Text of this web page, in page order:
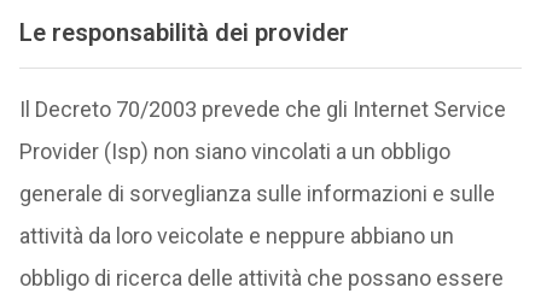
Le responsabilità dei provider
Il Decreto 70/2003 prevede che gli Internet Service
Provider (Isp) non siano vincolati a un obbligo
generale di sorveglianza sulle informazioni e sulle
attività da loro veicolate e neppure abbiano un
obbligo di ricerca delle attività che possano essere